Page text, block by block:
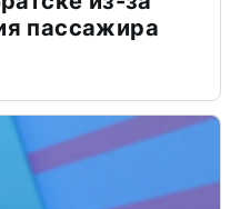
пассажира